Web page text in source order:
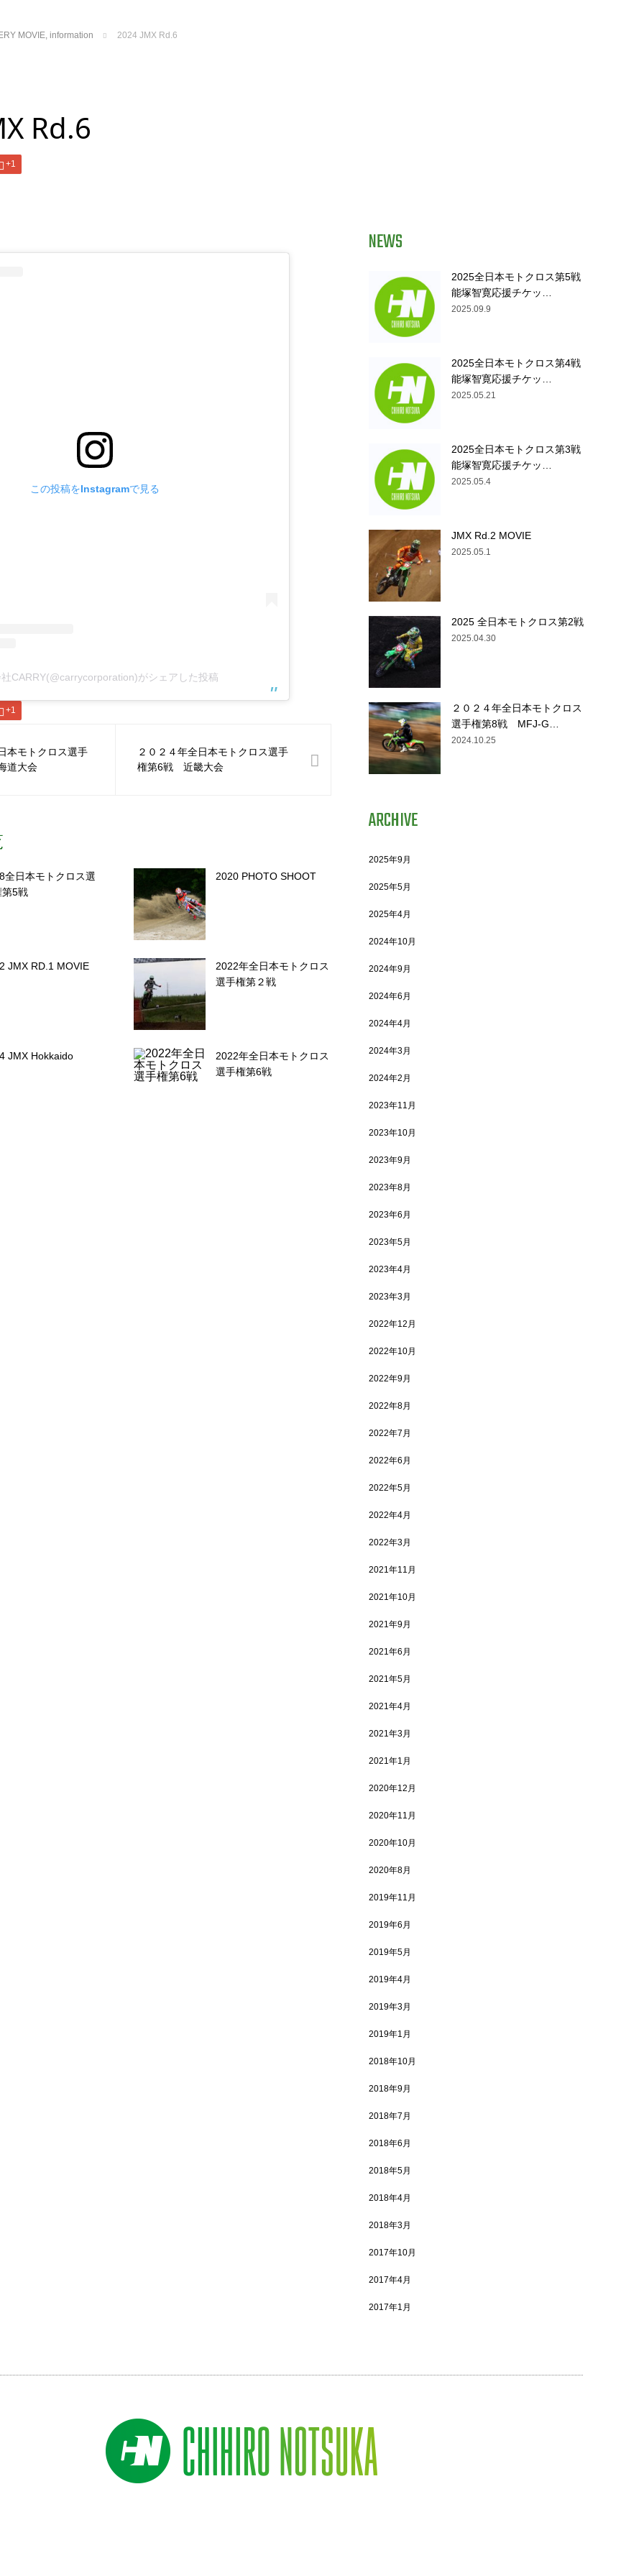
MOVIE, information 2024 JMX Rd.6
Rd.6
+1
この投稿をInstagramで見る
CARRY(@carrycorporation)がシェアした投稿
+1
本モトクロス選手
道大会
２０２４年全日本モトクロス選手
権第6戦 近畿大会
全日本モトクロス選
5戦
2020 PHOTO SHOOT
JMX RD.1 MOVIE
2022年全日本モトクロス
選手権第２戦
JMX Hokkaido
2022年全日本モトクロス
選手権第6戦
NEWS
2025全日本モトクロス第5戦
能塚智寛応援チケッ…
2025.09.9
2025全日本モトクロス第4戦
能塚智寛応援チケッ…
2025.05.21
2025全日本モトクロス第3戦
能塚智寛応援チケッ…
2025.05.4
JMX Rd.2 MOVIE
2025.05.1
2025 全日本モトクロス第2戦
2025.04.30
２０２４年全日本モトクロス
選手権第8戦 MFJ-G…
2024.10.25
ARCHIVE
2025年9月
2025年5月
2025年4月
2024年10月
2024年9月
2024年6月
2024年4月
2024年3月
2024年2月
2023年11月
2023年10月
2023年9月
2023年8月
2023年6月
2023年5月
2023年4月
2023年3月
2022年12月
2022年10月
2022年9月
2022年8月
2022年7月
2022年6月
2022年5月
2022年4月
2022年3月
2021年11月
2021年10月
2021年9月
2021年6月
2021年5月
2021年4月
2021年3月
2021年1月
2020年12月
2020年11月
2020年10月
2020年8月
2019年11月
2019年6月
2019年5月
2019年4月
2019年3月
2019年1月
2018年10月
2018年9月
2018年7月
2018年6月
2018年5月
2018年4月
2018年3月
2017年10月
2017年4月
2017年1月